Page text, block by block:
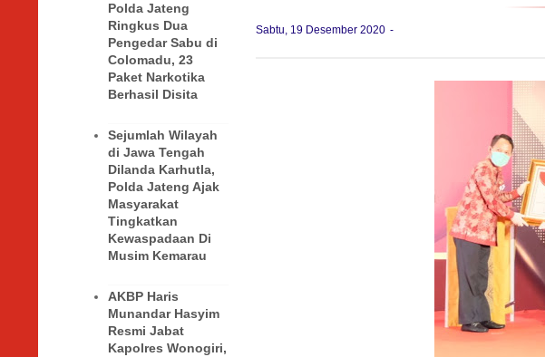
Polda Jateng
Ringkus Dua
Pengedar Sabu di
Colomadu, 23
Paket Narkotika
Berhasil Disita
Sejumlah Wilayah
di Jawa Tengah
Dilanda Karhutla,
Polda Jateng Ajak
Masyarakat
Tingkatkan
Kewaspadaan Di
Musim Kemarau
AKBP Haris
Munandar Hasyim
Resmi Jabat
Kapolres Wonogiri,
Sabtu, 19 Desember 2020